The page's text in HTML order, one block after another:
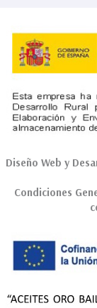
Diseño Web y
Condiciones